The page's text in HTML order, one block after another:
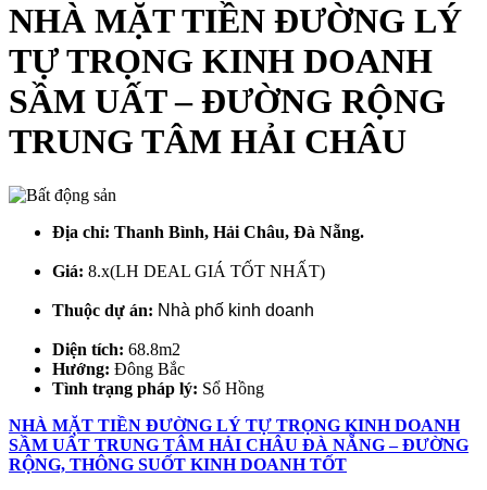
NHÀ MẶT TIỀN ĐƯỜNG LÝ
TỰ TRỌNG KINH DOANH
SẦM UẤT – ĐƯỜNG RỘNG
TRUNG TÂM HẢI CHÂU
Địa chỉ: Thanh Bình, Hải Châu, Đà Nẵng.
Giá: 8.x(LH DEAL GIÁ TỐT NHẤT)
Thuộc dự án: Nhà phố kinh doanh
Diện tích: 68.8m2
Hướng: Đông Bắc
Tình trạng pháp lý: Sổ Hồng
NHÀ MẶT TIỀN ĐƯỜNG LÝ TỰ TRỌNG KINH DOANH
SẦM UẤT TRUNG TÂM HẢI CHÂU ĐÀ NẴNG – ĐƯỜNG
RỘNG, THÔNG SUỐT KINH DOANH TỐT